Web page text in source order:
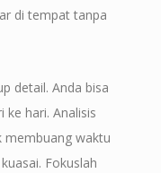
di tempat tanpa
detail. Anda bisa
ke hari. Analisis
membuang waktu
Fokuslah